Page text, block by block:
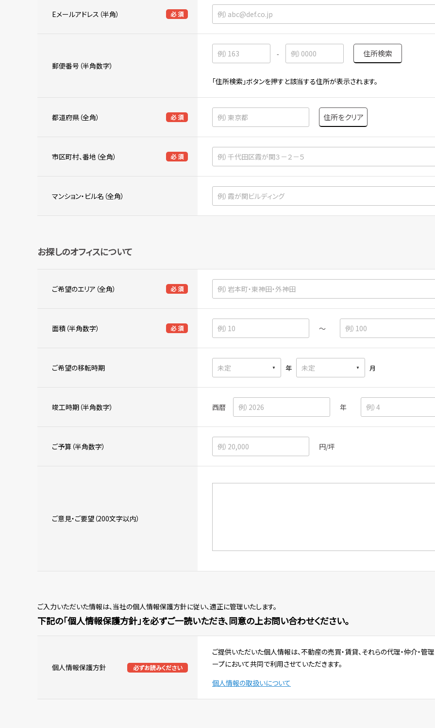
Eメールアドレス（半角） 必 須
郵便番号（半角数字）
- 住所検索
「住所検索」ボタンを押すと該当する住所が表示されます。
都道府県（全角） 必 須 住所をクリア
市区町村、番地（全角） 必 須
マンション・ビル名（全角）
お探しのオフィスについて
ご希望のエリア（全角） 必 須
面積（半角数字） 必 須 ～
ご希望の移転時期 年 月
竣工時期（半角数字） 西暦 年
ご予算（半角数字） 円/坪
ご意見・ご要望（200文字以内）
ご入力いただいた情報は、当社の個人情報保護方針に従い、適正に管理いたします。
下記の「個人情報保護方針」を必ずご一読いただき、同意の上お問い合わせください。
個人情報保護方針 必ずお読みください
ご提供いただいた個人情報は、不動産の売買・賃貸、それらの代理・仲介・
ープにおいて共同で利用させていただきます。
個人情報の取扱いについて